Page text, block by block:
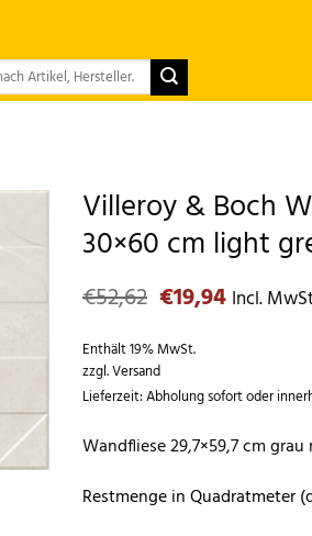
Villeroy & Boch
30×60 cm light
€52,62 Ursprünglicher
war:
€52,62
€19,94 Incl.
Enthält 19% MwSt.
zzgl.Versand
Lieferzeit: Abholung sofort oder
Wandfliese 29,7×59,7 cm
Restmenge in Quadratmeter